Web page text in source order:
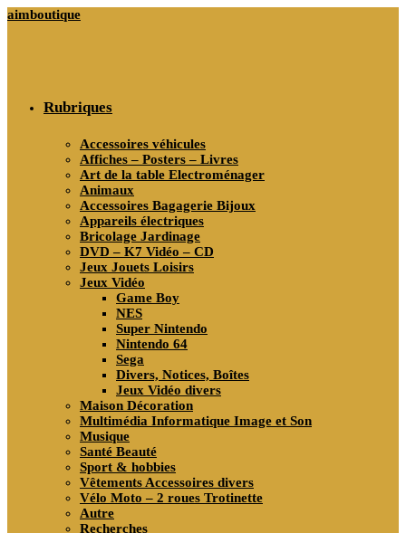
Skip
aimboutique
Rubriques
Accessoires véhicules
Affiches – Posters – Livres
Art de la table Electroménager
Animaux
Accessoires Bagagerie Bijoux
Appareils électriques
Bricolage Jardinage
DVD – K7 Vidéo – CD
Jeux Jouets Loisirs
Jeux Vidéo
Game Boy
NES
Super Nintendo
Nintendo 64
Sega
Divers, Notices, Boîtes
Jeux Vidéo divers
Maison Décoration
Multimédia Informatique Image et Son
Musique
Santé Beauté
Sport & hobbies
Vêtements Accessoires divers
Vélo Moto – 2 roues Trotinette
Autre
Recherches